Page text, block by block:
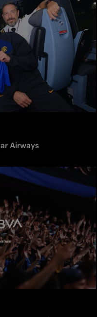
Airways